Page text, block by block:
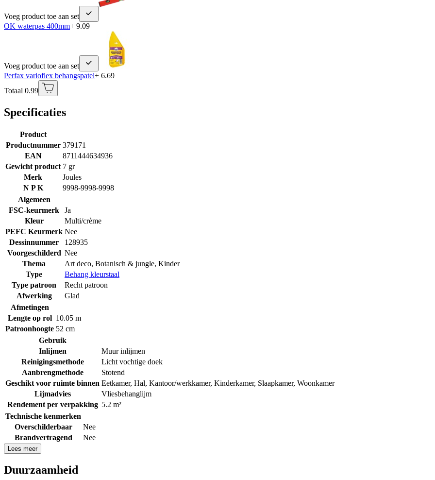
Voeg product toe aan set
OK waterpas 400mm+ 9.09
Voeg product toe aan set
Perfax varioflex behangspatel+ 6.69
Totaal 0.99
Specificaties
Product
Productnummer 379171
EAN
8711444634936
Gewicht product 7 gr
Merk
Joules
N P K
9998-9998-9998
Algemeen
FSC-keurmerk
Ja
Kleur
Multi/crème
PEFC Keurmerk Nee
Dessinnummer
128935
Voorgeschilderd Nee
Thema
Art deco, Botanisch & jungle, Kinder
Type
Behang kleurstaal
Type patroon
Recht patroon
Afwerking
Glad
Afmetingen
Lengte op rol 10.05 m
Patroonhoogte 52 cm
Gebruik
Inlijmen
Muur inlijmen
Reinigingsmethode
Licht vochtige doek
Aanbrengmethode
Stotend
Geschikt voor ruimte binnen Eetkamer, Hal, Kantoor/werkkamer, Kinderkamer, Slaapkamer, Woonkamer
Lijmadvies
Vliesbehanglijm
Rendement per verpakking 5.2 m²
Technische kenmerken
Overschilderbaar
Nee
Brandvertragend
Nee
Lees meer
Duurzaamheid